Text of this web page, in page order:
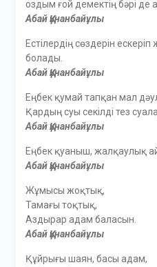
оздым ғой демектің бәрі де
Абай Құнанбайұлы
Естілердің сөздерін ескеріп
болады.
Абай Құнанбайұлы
Еңбек қумай тапқан мал
Қардың суы секілді тез
Абай Құнанбайұлы
Еңбек қуаныш, жалқаулық
Абай Құнанбайұлы
Жұмысы жоқтық,
Тамағы тоқтық,
Аздырар адам баласын.
Абай Құнанбайұлы
Құйрығы шаян, басы адам,